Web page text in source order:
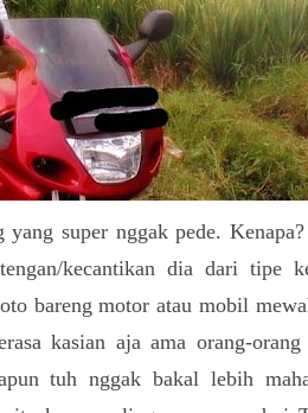
super nggak pede.
kecantikan dia dari tipe
bareng motor atau mobil
kasian aja ama orang-
tuh nggak bakal lebih